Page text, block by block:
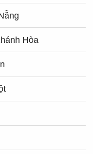
Hòa